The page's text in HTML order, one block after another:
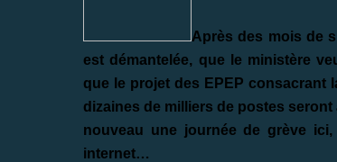
Après des mois de
est démantelée, que le ministère
que le projet des EPEP
dizaines de milliers de postes
nouveau une journée de grève
internet…